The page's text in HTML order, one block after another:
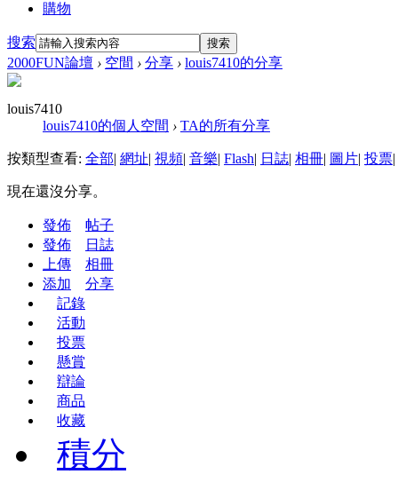
購物
搜索 搜索
2000FUN論壇 › 空間 › 分享 › louis7410的分享
louis7410
louis7410的個人空間 › TA的所有分享
按類型查看: 全部| 網址| 視頻| 音樂| Flash| 日誌| 相冊| 圖片| 投票|
現在還沒分享。
發佈
帖子
發佈
日誌
上傳
相冊
添加
分享
記錄
活動
投票
懸賞
辯論
商品
收藏
積分